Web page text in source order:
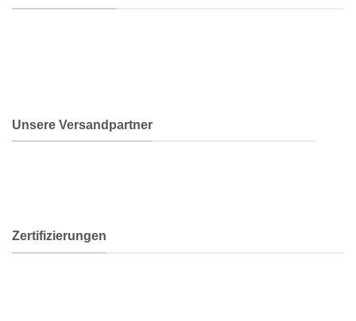
Unsere Versandpartner
Zertifizierungen